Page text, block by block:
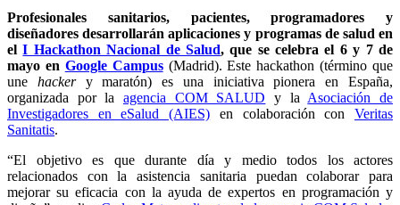
Email
Profesionales sanitarios, pacientes, programadores y
diseñadores desarrollarán aplicaciones y programas de salud en
elI Hackathon Nacional de Salud, que se celebra el 6 y 7 de
mayo en Google Campus (Madrid). Este hackathon (término que
une hackery maratón) es una iniciativa pionera en España,
organizada por la agencia COM SALUD y la Asociación de
Investigadores en eSalud (AIES) en colaboración conVeritas
Sanitatis.
“El objetivo es que durante día y medio todos los actores
relacionados con la asistencia sanitaria puedan colaborar para
mejorar su eficacia con la ayuda de expertos en programación y